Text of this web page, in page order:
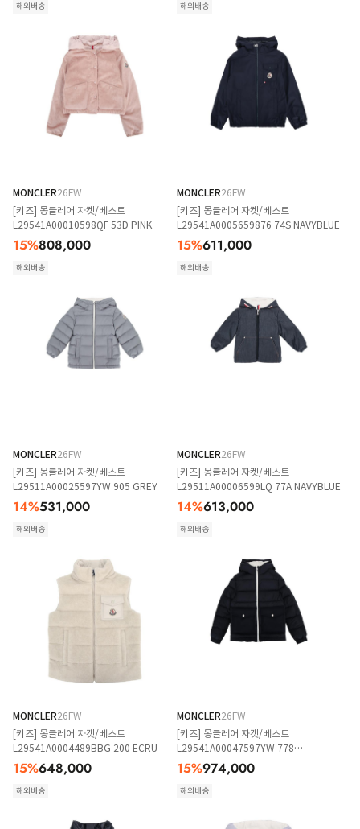
해외배송 해외배송
MONCLER26FW
[키즈] 몽클레어 자켓/베스트
L29541A00010598QF 53D PINK
15%808,000
해외배송
MONCLER26FW
[키즈] 몽클레어 자켓/베스트
L29541A0005659876 74S NAVYBLUE
15%611,000
해외배송
MONCLER26FW
[키즈] 몽클레어 자켓/베스트
L29511A00025597YW 905 GREY
14%531,000
해외배송
MONCLER26FW
[키즈] 몽클레어 자켓/베스트
L29511A00006599LQ 77A NAVYBLUE
14%613,000
해외배송
MONCLER26FW
[키즈] 몽클레어 자켓/베스트
L29541A0004489BBG 200 ECRU
15%648,000
해외배송
MONCLER26FW
[키즈] 몽클레어 자켓/베스트
L29541A00047597YW 778
NAVYBLUE
15%974,000
해외배송